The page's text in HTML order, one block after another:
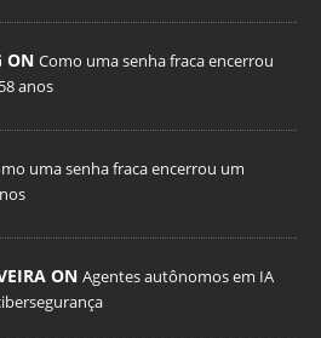
ON Como uma senha fraca encerrou
anos
uma senha fraca encerrou um
ON Agentes autônomos em IA